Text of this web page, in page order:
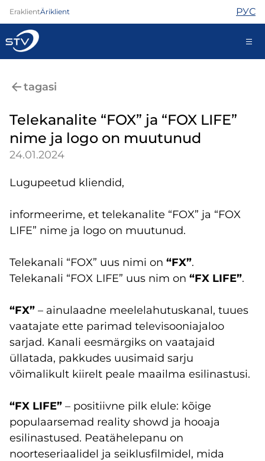
EraklientÄriklient РУС
Internet
Telefon
Abi
Pood
Kontaktid
tagasi
Telekanalite “FOX” ja “FOX LIFE”
nime ja logo on muutunud
24.01.2024
Lugupeetud kliendid,
informeerime, et telekanalite “FOX” ja “FOX
LIFE” nime ja logo on muutunud.
Telekanali “FOX” uus nimi on “FX”.
Telekanali “FOX LIFE” uus nim on “FX LIFE”.
“FX” – ainulaadne meelelahutuskanal, tuues
vaatajate ette parimad televisooniajaloo
sarjad. Kanali eesmärgiks on vaatajaid
üllatada, pakkudes uusimaid sarju
võimalikult kiirelt peale maailma esilinastusi.
“FX LIFE” – positiivne pilk elule: kõige
populaarsemad reality showd ja hooaja
esilinastused. Peatähelepanu on
noorteseriaalidel ja seiklusfilmidel, mida